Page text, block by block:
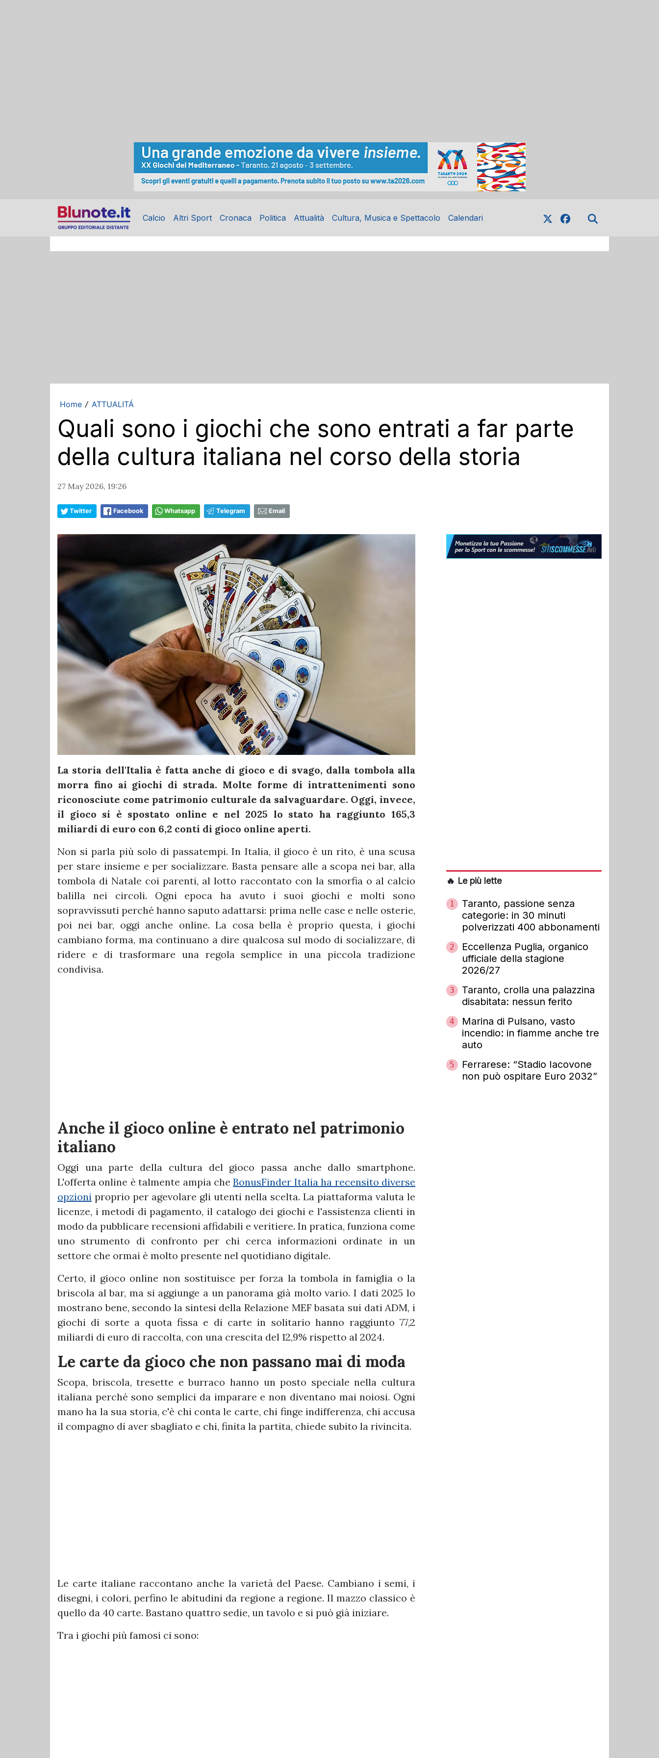
Calcio Altri Sport Cronaca Politica Attualità Cultura, Musica e Spettacolo Calendari
Home / ATTUALITÁ
Quali sono i giochi che sono entrati a far parte
della cultura italiana nel corso della storia
27 May 2026, 19:26
Twitter Facebook Whatsapp Telegram Email
La storia dell'Italia è fatta anche di gioco e di svago, dalla tombola alla
morra fino ai giochi di strada. Molte forme di intrattenimenti sono
riconosciute come patrimonio culturale da salvaguardare. Oggi, invece,
il gioco si è spostato online e nel 2025 lo stato ha raggiunto 165,3
miliardi di euro con 6,2 conti di gioco online aperti.
Non si parla più solo di passatempi. In Italia, il gioco è un rito, è una scusa
per stare insieme e per socializzare. Basta pensare alle a scopa nei bar, alla
tombola di Natale coi parenti, al lotto raccontato con la smorfia o al calcio
balilla nei circoli. Ogni epoca ha avuto i suoi giochi e molti sono
sopravvissuti perché hanno saputo adattarsi: prima nelle case e nelle osterie,
poi nei bar, oggi anche online. La cosa bella è proprio questa, i giochi
cambiano forma, ma continuano a dire qualcosa sul modo di socializzare, di
ridere e di trasformare una regola semplice in una piccola tradizione
condivisa.
Anche il gioco online è entrato nel patrimonio
italiano
Oggi una parte della cultura del gioco passa anche dallo smartphone.
L'offerta online è talmente ampia cheBonusFinder Italia ha recensito diverse
opzioni proprio per agevolare gli utenti nella scelta. La piattaforma valuta le
licenze, i metodi di pagamento, il catalogo dei giochi e l'assistenza clienti in
modo da pubblicare recensioni affidabili e veritiere. In pratica, funziona come
uno strumento di confronto per chi cerca informazioni ordinate in un
settore che ormai è molto presente nel quotidiano digitale.
Certo, il gioco online non sostituisce per forza la tombola in famiglia o la
briscola al bar, ma si aggiunge a un panorama già molto vario. I dati 2025 lo
mostrano bene, secondo la sintesi della Relazione MEF basata sui dati ADM, i
giochi di sorte a quota fissa e di carte in solitario hanno raggiunto 77,2
miliardi di euro di raccolta, con una crescita del 12,9% rispetto al 2024.
Le carte da gioco che non passano mai di moda
Scopa, briscola, tresette e burraco hanno un posto speciale nella cultura
italiana perché sono semplici da imparare e non diventano mai noiosi. Ogni
mano ha la sua storia, c'è chi conta le carte, chi finge indifferenza, chi accusa
il compagno di aver sbagliato e chi, finita la partita, chiede subito la rivincita.
Le carte italiane raccontano anche la varietà del Paese. Cambiano i semi, i
disegni, i colori, perfino le abitudini da regione a regione. Il mazzo classico è
quello da 40 carte. Bastano quattro sedie, un tavolo e si può già iniziare.
Tra i giochi più famosi ci sono:
🔥 Le più lette
1
Taranto, passione senza
categorie: in 30 minuti
polverizzati 400 abbonamenti
2
Eccellenza Puglia, organico
ufficiale della stagione
2026/27
3
Taranto, crolla una palazzina
disabitata: nessun ferito
4
Marina di Pulsano, vasto
incendio: in fiamme anche tre
auto
5
Ferrarese: “Stadio Iacovone
non può ospitare Euro 2032”